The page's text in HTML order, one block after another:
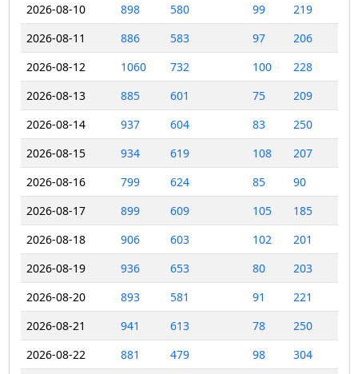
2026-08-10
898 580 99
219
2026-08-11
886 583 97
206
2026-08-12
1060 732 100
228
2026-08-13
885 601 75
209
2026-08-14
937 604 83
250
2026-08-15
934 619 108
207
2026-08-16
799 624 85
90
2026-08-17
899 609 105
185
2026-08-18
906 603 102
201
2026-08-19
936 653 80
203
2026-08-20
893 581 91
221
2026-08-21
941 613 78
250
2026-08-22
881 479 98
304